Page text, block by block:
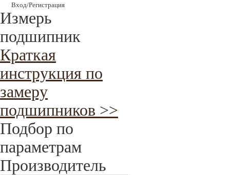
Вход/Регистрация
Измерь
подшипник
Краткая
инструкция по
замеру
подшипников >>
Подбор по
параметрам
Производитель